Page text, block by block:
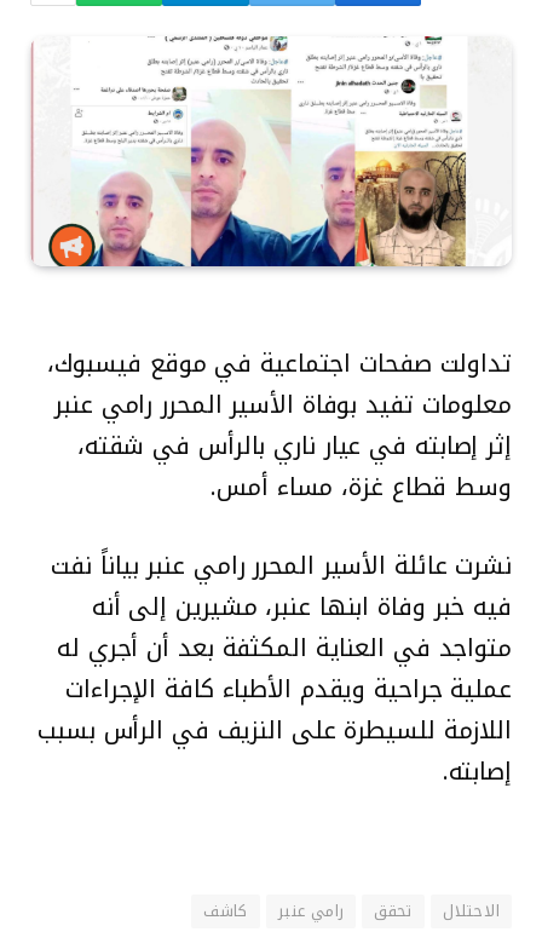
تداولت صفحات اجتماعية في موقع فيسبوك،
معلومات تفيد بوفاة الأسير المحرر رامي عنبر
إثر إصابته في عيار ناري بالرأس في شقته،
وسط قطاع غزة، مساء أمس.
نشرت عائلة الأسير المحرر رامي عنبر بياناً نفت
فيه خبر وفاة ابنها عنبر، مشيرين إلى أنه
متواجد في العناية المكثفة بعد أن أجري له
عملية جراحية ويقدم الأطباء كافة الإجراءات
اللازمة للسيطرة على النزيف في الرأس بسبب
إصابته.
الاحتلال تحقق رامي عنبر كاشف